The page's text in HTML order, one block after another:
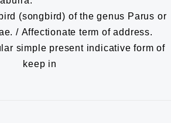
(songbird) of the genus Parus or
/ Affectionate term of address.
simple present indicative form of
keep in